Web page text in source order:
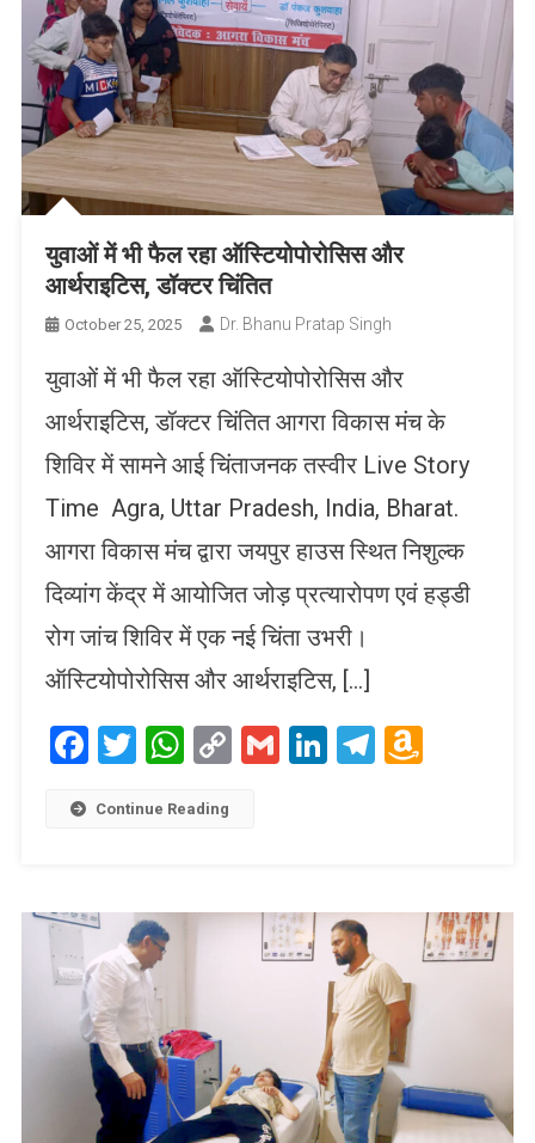
युवाओं में भी फैल रहा ऑस्टियोपोरोसिस और
आर्थराइटिस, डॉक्टर चिंतित
October 25, 2025 Dr. Bhanu Pratap Singh
युवाओं में भी फैल रहा ऑस्टियोपोरोसिस और
आर्थराइटिस, डॉक्टर चिंतित आगरा विकास मंच के
शिविर में सामने आई चिंताजनक तस्वीर Live Story
Time Agra, Uttar Pradesh, India, Bharat.
आगरा विकास मंच द्वारा जयपुर हाउस स्थित निशुल्क
दिव्यांग केंद्र में आयोजित जोड़ प्रत्यारोपण एवं हड्डी
रोग जांच शिविर में एक नई चिंता उभरी।
ऑस्टियोपोरोसिस और आर्थराइटिस, […]
Facebook
Twitter
WhatsApp
CopyGmailLinkedIn
Telegram
Continue Reading